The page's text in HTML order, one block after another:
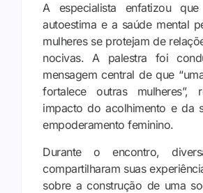
A especialista enfatizou
autoestima e a saúde mental
mulheres se protejam de
nocivas. A palestra foi
mensagem central de que
fortalece outras mulheres”,
impacto do acolhimento e da
empoderamento feminino.
Durante o encontro,
compartilharam suas
sobre a construção de uma